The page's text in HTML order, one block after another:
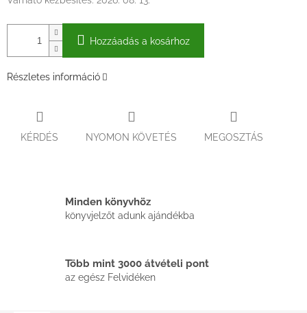
Hozzáadás a kosárhoz
Részletes információ
KÉRDÉS NYOMON KÖVETÉS MEGOSZTÁS
Minden könyvhöz
könyvjelzőt adunk ajándékba
Több mint 3000 átvételi pont
az egész Felvidéken